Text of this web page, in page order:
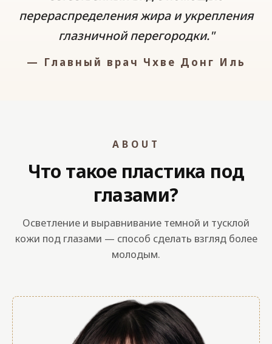
перераспределения жира и укрепления
глазничной перегородки."
— Главный врач Чхве Донг Иль
ABOUT
Что такое пластика под
глазами?
Осветление и выравнивание темной и тусклой
кожи под глазами — способ сделать взгляд более
молодым.